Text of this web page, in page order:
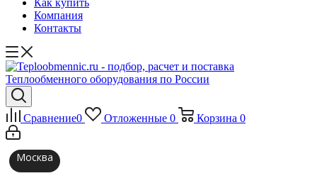
Как купить
Компания
Контакты
Сравнение0 Отложенные 0 Корзина 0
Москва